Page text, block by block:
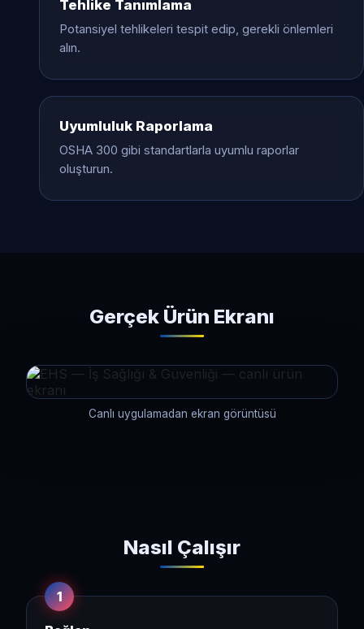
Tehlike Tanımlama
Potansiyel tehlikeleri tespit edip, gerekli önlemleri
alın.
Uyumluluk Raporlama
OSHA 300 gibi standartlarla uyumlu raporlar
oluşturun.
Gerçek Ürün Ekranı
Canlı uygulamadan ekran görüntüsü
Nasıl Çalışır
1